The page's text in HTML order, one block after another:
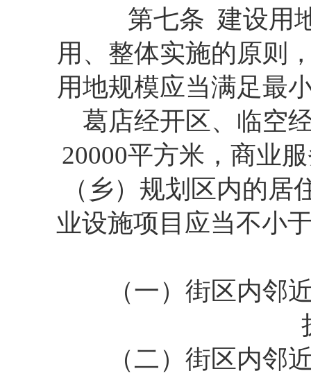
第七条 建设用地
用、整体实施的原则
用地规模应当满足最
葛店经开区、临空
20000平方米，商业
（乡）规划区内的
业设施项目应当不小
（一）街区内邻近
（二）街区内邻近